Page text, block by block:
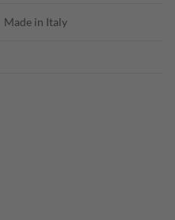
Made in Italy